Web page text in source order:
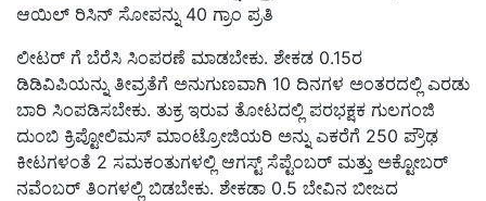
ಆಯಿಲ್ ರಿಸಿನ್ ಸೋಪನ್ನು 40 ಗ್ರಾಂ ಪ್ರತಿ
ಲೀಟರ್ ಗೆ ಬೆರೆಸಿ ಸಿಂಪರಣೆ ಮಾಡಬೇಕು. ಶೇಕಡ 0.15ರ
ಡಿಡಿವಿಪಿಯನ್ನು ತೀವ್ರತೆಗೆ ಅನುಗುಣವಾಗಿ 10 ದಿನಗಳ ಅಂತರದಲ್ಲಿ ಎರಡು
ಬಾರಿ ಸಿಂಪಡಿಸಬೇಕು. ತುಕ್ರ ಇರುವ ತೋಟದಲ್ಲಿ ಪರಭಕ್ಷಕ ಗುಲಗಂಜಿ
ದುಂಬಿ ಕ್ರಿಪ್ಟೋಲಿಮಸ್ ಮಾಂಟ್ರೋಜಿಯರಿ ಅನ್ನು ಎಕರೆಗೆ 250 ಪ್ರೌಢ
ಕೀಟಗಳಂತೆ 2 ಸಮಕಂತುಗಳಲ್ಲಿ ಆಗಸ್ಟ್ ಸೆಪ್ಟೆಂಬರ್ ಮತ್ತು ಅಕ್ಟೋಬರ್
ನವೆಂಬರ್ ತಿಂಗಳಲ್ಲಿ ಬಿಡಬೇಕು. ಶೇಕಡಾ 0.5 ಬೇವಿನ ಬೀಜದ